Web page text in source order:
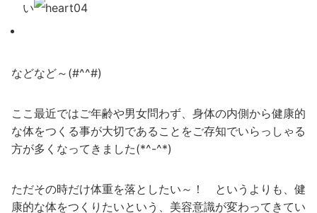
い
などなど～(#^^#)
ここ最近ではご年齢や男女問わず、身体の内側から健康的
な体をつくる事が大切であることをご存知でいらっしゃる
方が多くなってきました(*^-^*)
ただその時だけ体重を落としたい～！ というよりも、健
康的な体をつくりたいという、美容意識が変わってきてい